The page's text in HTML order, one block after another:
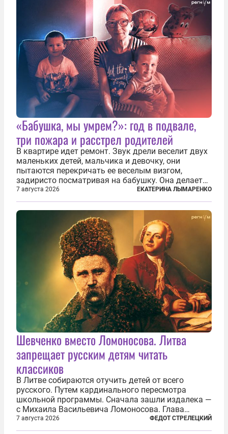
«Бабушка, мы умрем?»: год в подвале,
три пожара и расстрел родителей
В квартире идет ремонт. Звук дрели веселит двух
маленьких детей, мальчика и девочку, они
пытаются перекричать ее веселым визгом,
задиристо посматривая на бабушку. Она делает
им замечание, но внуки чувствуют, что она
сердится невсерьез. И это правда: дрель, конечно,
сверлит противно, но всё...
7 августа 2026 ЕКАТЕРИНА ЛЫМАРЕНКО
Шевченко вместо Ломоносова. Литва
запрещает русским детям читать
классиков
В Литве собираются отучить детей от всего
русского. Путем кардинального пересмотра
школьной программы. Сначала зашли издалека —
с Михаила Васильевича Ломоносова. Глава
правительства Литвы Миндаугас Синкявичюс
предложил исключить его тексты из программ
7 августа 2026 ФЕДОТ СТРЕЛЕЦКИЙ